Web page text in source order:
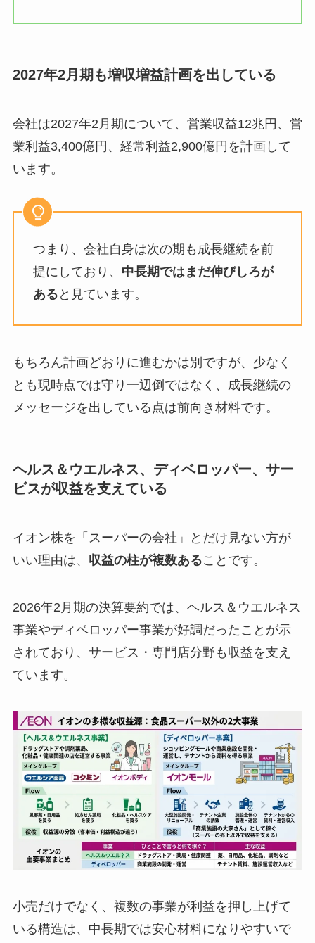
2027年2月期も増収増益計画を出している
会社は2027年2月期について、営業収益12兆円、営
業利益3,400億円、経常利益2,900億円を計画して
います。
つまり、会社自身は次の期も成長継続を前
提にしており、 中長期ではまだ伸びしろが
ある と見ています。
もちろん計画どおりに進むかは別ですが、少なく
とも現時点では守り一辺倒ではなく、成長継続の
メッセージを出している点は前向き材料です。
ヘルス＆ウエルネス、ディベロッパー、サー
ビスが収益を支えている
イオン株を「スーパーの会社」とだけ見ない方が
いい理由は、 収益の柱が複数あることです。
2026年2月期の決算要約では、ヘルス＆ウエルネス
事業やディベロッパー事業が好調だったことが示
されており、サービス・専門店分野も収益を支え
ています。
小売だけでなく、複数の事業が利益を押し上げて
いる構造は、中長期では安心材料になりやすいで